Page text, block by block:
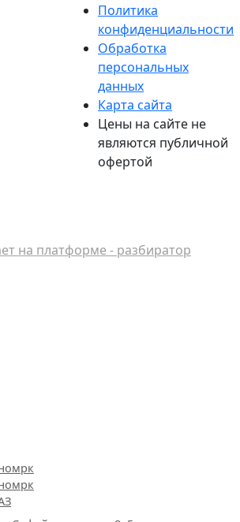
Политика
конфиденциальности
Обработка
персональных
данных
Карта сайта
Цены на сайте не
являются публичной
офертой
на платформе - разбиратор